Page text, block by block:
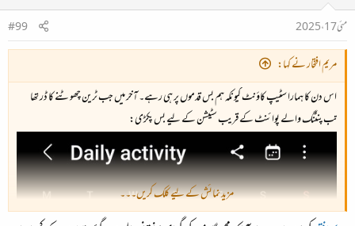
مئی 17، 2025
#99
مریم افتخار نے کہا:
اس دن کا ہمارا سٹیپ کاؤنٹ کیونکہ ہم بس قدموں پر ہی رہے۔ آخر میں جب ٹرین چھوٹنے کا ڈر تھا
تب پنٹنگ والے پوائنٹ کے قریب سٹیشن کے لیے بس پکڑی:
مزید نمائش کے لیے کلک کریں۔۔۔